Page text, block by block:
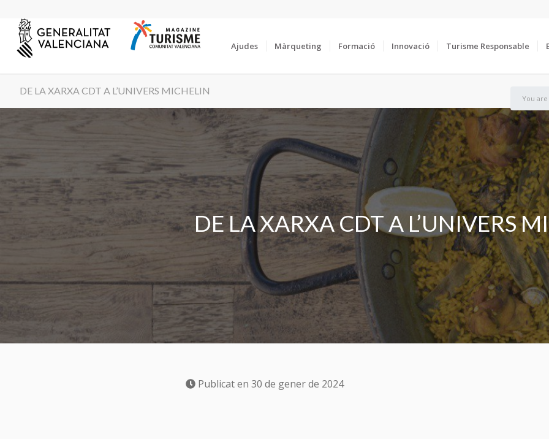
Ajudes Màrqueting Formació Innovació Turisme Responsable
DE LA XARXA CDT A L’UNIVERS MICHELIN
You
DE LA XARXA CDT A L’UNIVERS
Publicat en 30 de gener de 2024